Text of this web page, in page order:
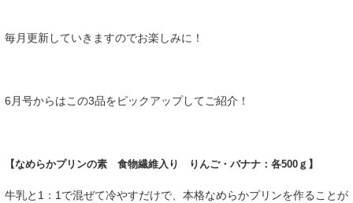
毎月更新していきますのでお楽しみに！
6月号からはこの3品をピックアップしてご紹介！
【なめらかプリンの素 食物繊維入り りんご・バナナ：各500ｇ】
牛乳と1：1で混ぜて冷やすだけで、本格なめらかプリンを作ることが